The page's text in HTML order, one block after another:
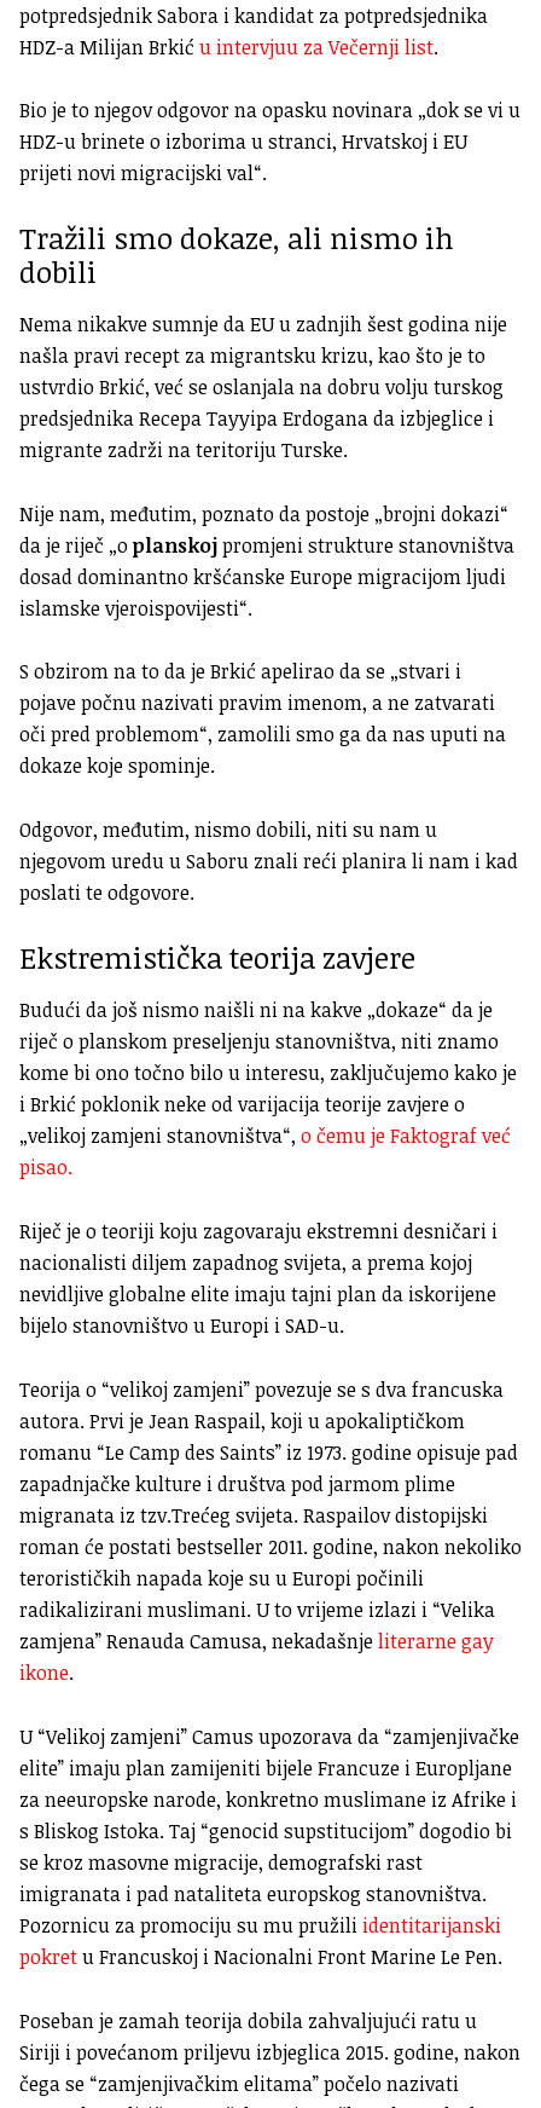
potpredsjednik Sabora i kandidat za potpredsjednika
HDZ-a Milijan Brkić u intervjuu za Večernji list.
Bio je to njegov odgovor na opasku novinara „dok se vi u
HDZ-u brinete o izborima u stranci, Hrvatskoj i EU
prijeti novi migracijski val“.
Tražili smo dokaze, ali nismo ih
dobili
Nema nikakve sumnje da EU u zadnjih šest godina nije
našla pravi recept za migrantsku krizu, kao što je to
ustvrdio Brkić, već se oslanjala na dobru volju turskog
predsjednika Recepa Tayyipa Erdogana da izbjeglice i
migrante zadrži na teritoriju Turske.
Nije nam, međutim, poznato da postoje „brojni dokazi“
da je riječ „oplanskojpromjeni strukture stanovništva
dosad dominantno kršćanske Europe migracijom ljudi
islamske vjeroispovijesti“.
S obzirom na to da je Brkić apelirao da se „stvari i
pojave počnu nazivati pravim imenom, a ne zatvarati
oči pred problemom“, zamolili smo ga da nas uputi na
dokaze koje spominje.
Odgovor, međutim, nismo dobili, niti su nam u
njegovom uredu u Saboru znali reći planira li nam i kad
poslati te odgovore.
Ekstremistička teorija zavjere
Budući da još nismo naišli ni na kakve „dokaze“ da je
riječ o planskom preseljenju stanovništva, niti znamo
kome bi ono točno bilo u interesu, zaključujemo kako je
i Brkić poklonik neke od varijacija teorije zavjere o
„velikoj zamjeni stanovništva“, o čemu je Faktograf već
pisao.
Riječ je o teoriji koju zagovaraju ekstremni desničari i
nacionalisti diljem zapadnog svijeta, a prema kojoj
nevidljive globalne elite imaju tajni plan da iskorijene
bijelo stanovništvo u Europi i SAD-u.
Teorija o “velikoj zamjeni” povezuje se s dva francuska
autora. Prvi je Jean Raspail, koji u apokaliptičkom
romanu “Le Camp des Saints” iz 1973. godine opisuje pad
zapadnjačke kulture i društva pod jarmom plime
migranata iz tzv.Trećeg svijeta. Raspailov distopijski
roman će postati bestseller 2011. godine, nakon nekoliko
terorističkih napada koje su u Europi počinili
radikalizirani muslimani. U to vrijeme izlazi i “Velika
zamjena” Renauda Camusa, nekadašnjeliterarne gay
ikone.
U “Velikoj zamjeni” Camus upozorava da “zamjenjivačke
elite” imaju plan zamijeniti bijele Francuze i Europljane
za neeuropske narode, konkretno muslimane iz Afrike i
s Bliskog Istoka. Taj “genocid supstitucijom” dogodio bi
se kroz masovne migracije, demografski rast
imigranata i pad nataliteta europskog stanovništva.
Pozornicu za promociju su mu pružili identitarijanski
pokretu Francuskoj i Nacionalni Front Marine Le Pen.
Poseban je zamah teorija dobila zahvaljujući ratu u
Siriji i povećanom priljevu izbjeglica 2015. godine, nakon
čega se “zamjenjivačkim elitama” počelo nazivati